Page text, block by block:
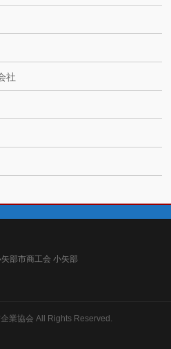
社
部市商工会 小矢部
業協会 All Rights Reserved.